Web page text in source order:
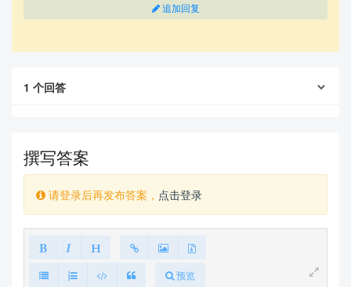
追加回复
1 个回答
撰写答案
请登录后再发布答案， 点击登录
预览